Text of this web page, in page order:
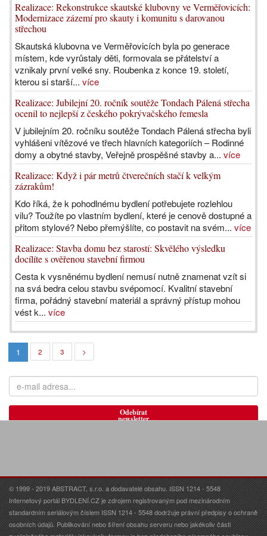
Realizace: Rekonstrukce skautské klubovny ve Verměřovicích:
Modernizace zázemí pro skauty i komunitu s darovanou
střechou
Skautská klubovna ve Verměřovicích byla po generace
místem, kde vyrůstaly děti, formovala se přátelství a
vznikaly první velké sny. Roubenka z konce 19. století,
kterou si starší... více
Realizace: Jubilejní 20. ročník soutěže Tondach Pálená střecha
ocenil to nejlepší z českého pokrývačského řemesla
V jubilejním 20. ročníku soutěže Tondach Pálená střecha byli
vyhlášeni vítězové ve třech hlavních kategoriích – Rodinné
domy a obytné stavby, Veřejně prospěšné stavby a... více
Realizace: Když i pár metrů čtverečních stačí k velkým
zázrakům!
Kdo říká, že k pohodlnému bydlení potřebujete rozlehlou
vilu? Toužíte po vlastním bydlení, které je cenově dostupné a
přitom stylové? Nebo přemýšlíte, co postavit na svém... více
Realizace: Stavba domu bez starostí: Skvělého výsledku
docílíte s ověřenou stavební firmou
Cesta k vysněnému bydlení nemusí nutně znamenat vzít si
na svá bedra celou stavbu svépomocí. Kvalitní stavební
firma, pořádný stavební materiál a správný přístup mohou
vést k... více
1 2 3 >
Odebírat
newsletter
© 1999 - 2019 ABSTRACT, s.r.o. a dodavatelé obsahu. ISSN 1214 - 5548
Internetový portál BYDLENÍ.CZ je zdrojem registrovaným pod mezinárodním
standardním seriálovým číslem ISSN 1214 - 5548 dodržuje právní předpisy o ochraně
osobních údajů. Publikování nebo šíření obsahu serveru nebo jakékoliv části